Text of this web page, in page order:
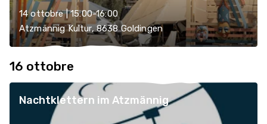
14 ottobre | 15:00-16:00
Atzmännig Kultur, 8638 Goldingen
16 ottobre
Nachtklettern im Atzmännig